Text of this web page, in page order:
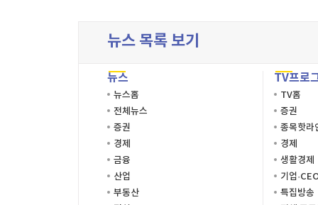
뉴스 목록 보기
뉴스
뉴스홈
전체뉴스
증권
경제
금융
산업
부동산
TV프로
TV홈
증권
종목핫라
경제
생활경제
기업
특집방송